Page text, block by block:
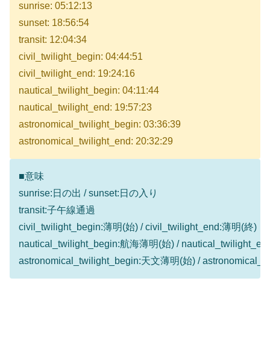
sunrise: 05:12:13
sunset: 18:56:54
transit: 12:04:34
civil_twilight_begin: 04:44:51
civil_twilight_end: 19:24:16
nautical_twilight_begin: 04:11:44
nautical_twilight_end: 19:57:23
astronomical_twilight_begin: 03:36:39
astronomical_twilight_end: 20:32:29
■意味
sunrise:日の出 / sunset:日の入り
transit:子午線通過
civil_twilight_begin:薄明(始) / civil_twilight_end:薄明(終)
nautical_twilight_begin:航海薄明(始) /
astronomical_twilight_begin:天文薄明(始) /